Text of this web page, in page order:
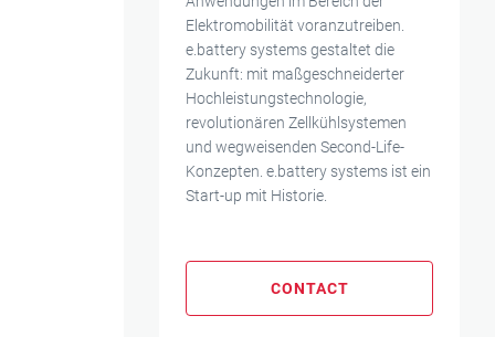
Elektromobilität voranzutreiben.
e.battery systems gestaltet die
Zukunft: mit maßgeschneiderter
Hochleistungstechnologie,
revolutionären Zellkühlsystemen
und wegweisenden Second-Life-
Konzepten. e.battery systems ist ein
Start-up mit Historie.
CONTACT